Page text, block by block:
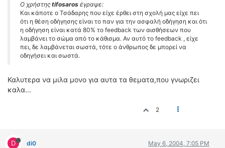
Ο χρήστης tifosaros έγραψε:
Και κάποτε ο Τσάδαρης που είχε έρθει στη σχολή μας είχε πει
ότι η θέση οδήγησης είναι το παν για την ασφαλή οδήγηση και ότι
η οδήγηση είναι κατά 80% το feedback των αισθήσεων που
λαμβάνει το σώμα από το κάθισμα. Αν αυτό το feedback , είχε
πει, δε λαμβάνεται σωστά, τότε ο άνθρωπος δε μπορεί να
οδηγήσει και σωστά.
Καλυτερα να μιλα μονο για αυτα τα θεματα,που γνωριζει
καλα...
2
D di0 May 6, 2004, 7:05 PM